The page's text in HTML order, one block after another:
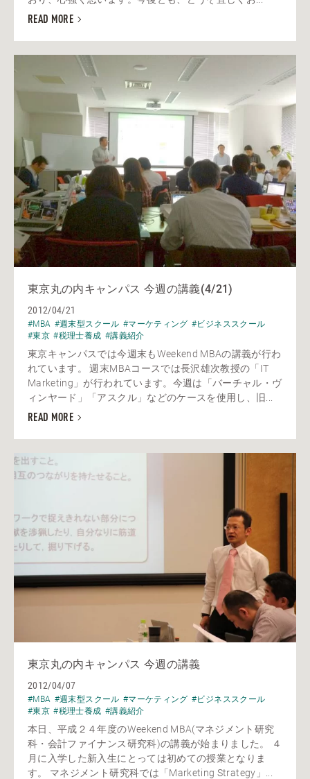
READ MORE
東京丸の内キャンパス 今週の講義(4/21)
2012/04/21
#MBA #週末型スクール #マーケティング #ビジネススクール
#東京 #税理士養成 #講義紹介
東京キャンパスでは今週末もWeekend MBAの講義が行わ
れています。 週末MBAコースでは長沢雄次教授の「IT
Marketing」が行われています。今週は「バーチャル・ヴ
ィンヤード」「アスクル」などのケースを使用し、旧...
READ MORE
東京丸の内キャンパス 今週の講義
2012/04/07
#MBA #週末型スクール #マーケティング #ビジネススクール
#東京 #税理士養成 #講義紹介
本日、平成２４年度のWeekend MBA(マネジメント研究
科・会計ファイナンス研究科)の講義が始まりました。 ４
月に入学した新入生にとっては初めての授業となりま
す。 マネジメント研究科では「Marketing Strategy」...